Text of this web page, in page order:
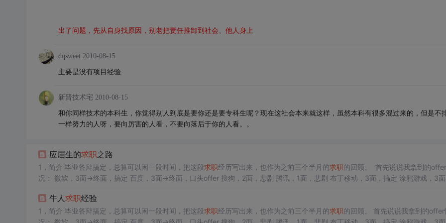
出了问题，先从自身找原因，别老把责任推卸到社会、他人身上
dqsweet 2010-08-15
主要是没有项目经验
新晋技术宅 2010-08-15
和你同样技术的本科生，你觉得别人到底是要你还是要专科生呢？现在这社会本来就这样，虽然本科有很多混过来的，但是不
一样努力的人呀，要向厉害的人看，不要向落后于你的人看。。
应届生的求职之路
1，简介 毕业答辩搞定，总算可以闲一段时间，把这段求职经历写出来，也作为之前三个半月的求职的回顾。 首先说说我拿到的offer情
况： 微软，3面->终面，搞定 百度，3面->终面，口头offer 搜狗，2面，悲剧 腾讯，1面，悲剧 布丁移动，3面，搞定 涂鸦游戏，3面，搞
牛人求职经验
1，简介 毕业答辩搞定，总算可以闲一段时间，把这段求职经历写出来，也作为之前三个半月的求职的回顾。 首先说说我拿到的offer情